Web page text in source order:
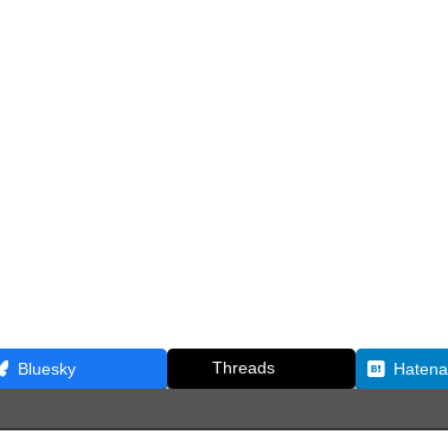
Bluesky Threads Hatena